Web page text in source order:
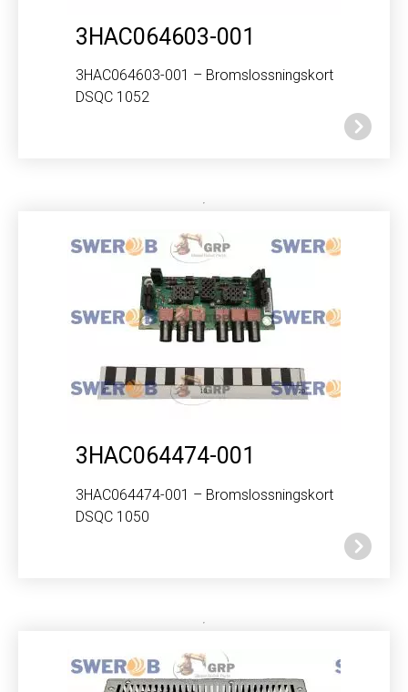
3HAC064603-001
3HAC064603-001 – Bromslossningskort
DSQC 1052
3HAC064474-001
3HAC064474-001 – Bromslossningskort
DSQC 1050